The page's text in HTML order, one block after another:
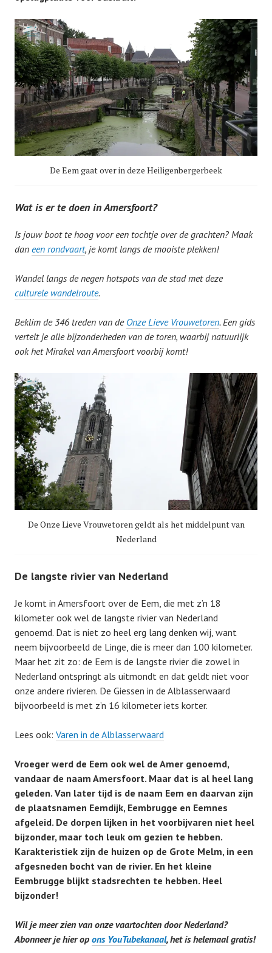
De Eem gaat over in deze Heiligenbergerbeek
Wat is er te doen in Amersfoort?
Is jouw boot te hoog voor een tochtje over de grachten? Maak
dan een rondvaart, je komt langs de mooiste plekken!
Wandel langs de negen hotspots van de stad met deze
culturele wandelroute.
Beklim de 346 treden van de Onze Lieve Vrouwetoren. Een gids
vertelt je alle bijzonderheden van de toren, waarbij natuurlijk
ook het Mirakel van Amersfoort voorbij komt!
De Onze Lieve Vrouwetoren geldt als het middelpunt van
Nederland
De langste rivier van Nederland
Je komt in Amersfoort over de Eem, die met z’n 18
kilometer ook wel de langste rivier van Nederland
genoemd. Dat is niet zo heel erg lang denken wij, want
neem bijvoorbeeld de Linge, die is meer dan 100 kilometer.
Maar het zit zo: de Eem is de langste rivier die zowel in
Nederland ontspringt als uitmondt en dat geldt niet voor
onze andere rivieren. De Giessen in de Alblasserwaard
bijvoorbeeld is met z’n 16 kilometer iets korter.
Lees ook: Varen in de Alblasserwaard
Vroeger werd de Eem ook wel de Amer genoemd,
vandaar de naam Amersfoort. Maar dat is al heel lang
geleden. Van later tijd is de naam Eem en daarvan zijn
de plaatsnamen Eemdijk, Eembrugge en Eemnes
afgeleid. De dorpen lijken in het voorbijvaren niet heel
bijzonder, maar toch leuk om gezien te hebben.
Karakteristiek zijn de huizen op de Grote Melm, in een
afgesneden bocht van de rivier. En het kleine
Eembrugge blijkt stadsrechten te hebben. Heel
bijzonder!
Wil je meer zien van onze vaartochten door Nederland?
Abonneer je hier op ons YouTubekanaal, het is helemaal gratis!